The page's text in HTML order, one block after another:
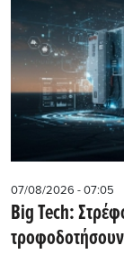
07/08/2026 - 07:05
Big Tech: